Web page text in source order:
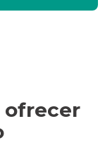
ofrecer